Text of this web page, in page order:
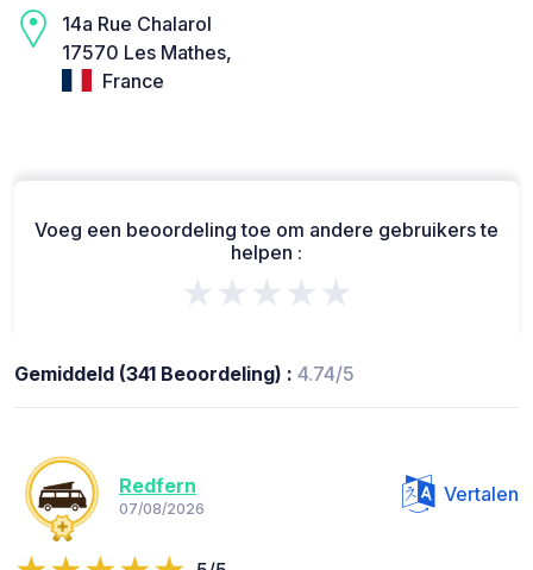
14a Rue Chalarol
17570 Les Mathes,
France
Voeg een beoordeling toe om andere gebruikers te
helpen :
★★★★★
Gemiddeld (341 Beoordeling) : 4.74/5
Redfern
07/08/2026
Vertalen